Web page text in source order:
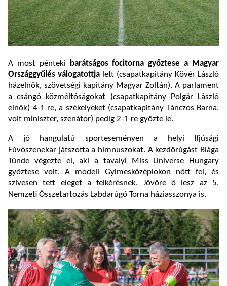
A most pénteki
barátságos focitorna győztese a Magyar
Országgyűlés válogatottja lett (csapatkapitány Kövér László
házelnök, szövetségi kapitány Magyar Zoltán). A parlament
a csángó közméltóságokat (csapatkapitány Polgár László
elnök) 4-1-re, a székelyeket (csapatkapitány Tánczos Barna,
volt miniszter, szenátor) pedig 2-1-re győzte le.
A jó hangulatú sporteseményen a helyi Ifjúsági
Fúvószenekar játszotta a himnuszokat. A kezdőrúgást Blága
Tünde végezte el, aki a tavalyi Miss Universe Hungary
győztese volt. A modell Gyimesközéplokon nőtt fel, és
szívesen tett eleget a felkérésnek. Jövőre ő lesz az 5.
Nemzeti Összetartozás Labdarúgó Torna háziasszonya is.